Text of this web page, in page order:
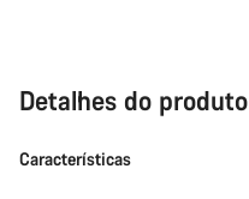
Detalhes do produto
Características